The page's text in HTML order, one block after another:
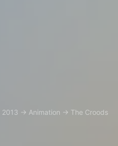
2013 → Animation → The Croods